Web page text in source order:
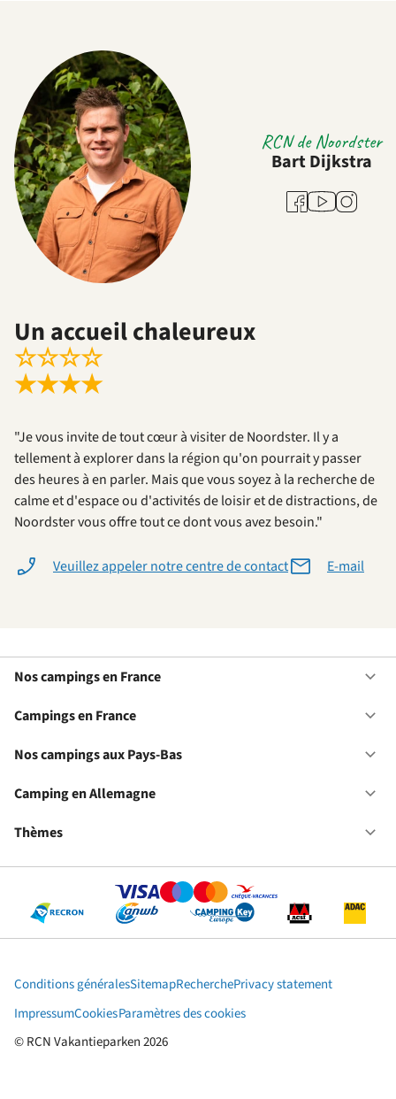
RCN de Noordster
Bart Dijkstra
Facebook
YoutubeInstagram
Un accueil chaleureux
☆☆☆☆
★★★★
"Je vous invite de tout cœur à visiter de Noordster. Il y a
tellement à explorer dans la région qu'on pourrait y passer
des heures à en parler. Mais que vous soyez à la recherche de
calme et d'espace ou d'activités de loisir et de distractions, de
Noordster vous offre tout ce dont vous avez besoin."
Veuillez appeler notre centre de contact E-mail
Nos campings en France
Campings en France
Nos campings aux Pays-Bas
Camping en Allemagne
Thèmes
© RCN Vakantieparken 2026
Conditions généralesSitemapRecherchePrivacy statement
ImpressumCookiesParamètres des cookies